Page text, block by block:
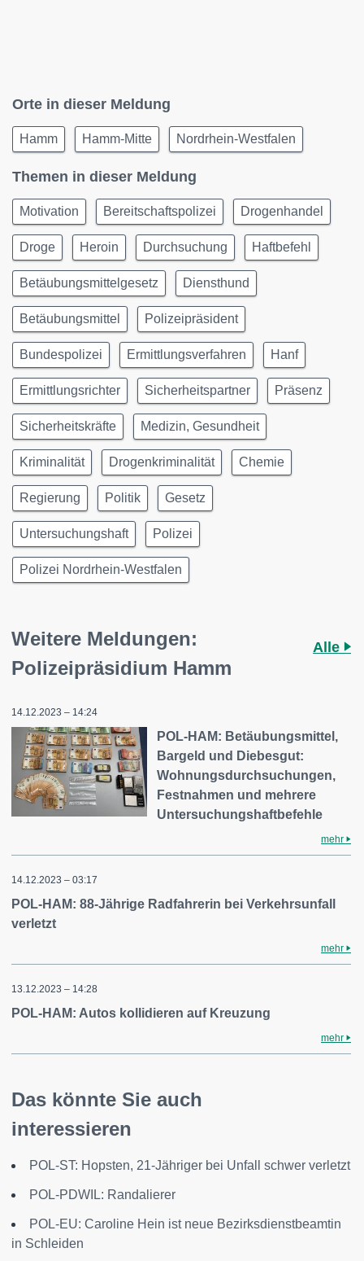
Orte in dieser Meldung
Hamm Hamm-Mitte Nordrhein-Westfalen
Themen in dieser Meldung
Motivation Bereitschaftspolizei Drogenhandel
Droge Heroin Durchsuchung Haftbefehl
Betäubungsmittelgesetz Diensthund
Betäubungsmittel Polizeipräsident
Bundespolizei Ermittlungsverfahren Hanf
Ermittlungsrichter Sicherheitspartner Präsenz
Sicherheitskräfte Medizin, Gesundheit
Kriminalität Drogenkriminalität Chemie
Regierung Politik Gesetz
Untersuchungshaft Polizei
Polizei Nordrhein-Westfalen
Weitere Meldungen:
Polizeipräsidium Hamm
Alle
14.12.2023 – 14:24
POL-HAM: Betäubungsmittel,
Bargeld und Diebesgut:
Wohnungsdurchsuchungen,
Festnahmen und mehrere
Untersuchungshaftbefehle
mehr
14.12.2023 – 03:17
POL-HAM: 88-Jährige Radfahrerin bei Verkehrsunfall
verletzt
mehr
13.12.2023 – 14:28
POL-HAM: Autos kollidieren auf Kreuzung
mehr
Das könnte Sie auch
interessieren
POL-ST: Hopsten, 21-Jähriger bei Unfall schwer verletzt
POL-PDWIL: Randalierer
POL-EU: Caroline Hein ist neue Bezirksdienstbeamtin
in Schleiden